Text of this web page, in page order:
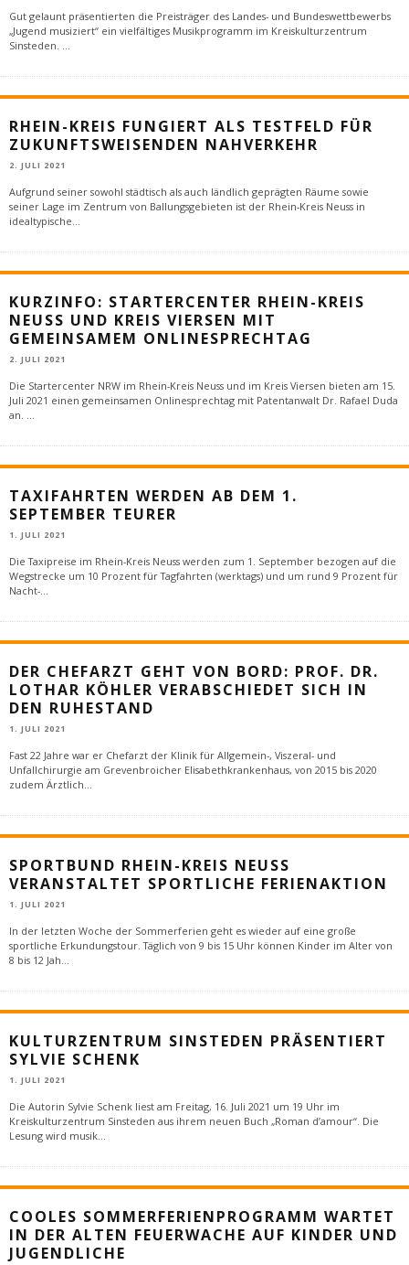
Gut gelaunt präsentierten die Preisträger des Landes- und Bundeswettbewerbs
„Jugend musiziert“ ein vielfältiges Musikprogramm im Kreiskulturzentrum
Sinsteden.
RHEIN-KREIS FUNGIERT ALS TESTFELD FÜR
ZUKUNFTSWEISENDEN NAHVERKEHR
2. JULI 2021
Aufgrund seiner sowohl städtisch als auch ländlich geprägten Räume sowie
seiner Lage im Zentrum von Ballungsgebieten ist der Rhein-Kreis Neuss in
idealtypische
KURZINFO: STARTERCENTER RHEIN-KREIS
NEUSS UND KREIS VIERSEN MIT
GEMEINSAMEM ONLINESPRECHTAG
2. JULI 2021
Die Startercenter NRW im Rhein-Kreis Neuss und im Kreis Viersen bieten am 15.
Juli 2021 einen gemeinsamen Onlinesprechtag mit Patentanwalt Dr. Rafael Duda
an.
TAXIFAHRTEN WERDEN AB DEM 1.
SEPTEMBER TEURER
1. JULI 2021
Die Taxipreise im Rhein-Kreis Neuss werden zum 1. September bezogen auf die
Wegstrecke um 10 Prozent für Tagfahrten (werktags) und um rund 9 Prozent für
Nacht-...
DER CHEFARZT GEHT VON BORD: PROF. DR.
LOTHAR KÖHLER VERABSCHIEDET SICH IN
DEN RUHESTAND
1. JULI 2021
Fast 22 Jahre war er Chefarzt der Klinik für Allgemein-, Viszeral- und
Unfallchirurgie am Grevenbroicher Elisabethkrankenhaus, von 2015 bis 2020
zudem Ärztlich...
SPORTBUND RHEIN-KREIS NEUSS
VERANSTALTET SPORTLICHE FERIENAKTION
1. JULI 2021
In der letzten Woche der Sommerferien geht es wieder auf eine große
sportliche Erkundungstour. Täglich von 9 bis 15 Uhr können Kinder im Alter von
8 bis 12 Jah...
KULTURZENTRUM SINSTEDEN PRÄSENTIERT
SYLVIE SCHENK
1. JULI 2021
Die Autorin Sylvie Schenk liest am Freitag, 16. Juli 2021 um 19 Uhr im
Kreiskulturzentrum Sinsteden aus ihrem neuen Buch „Roman d’amour“. Die
Lesung wird musik...
COOLES SOMMERFERIENPROGRAMM WARTET
IN DER ALTEN FEUERWACHE AUF KINDER UND
JUGENDLICHE